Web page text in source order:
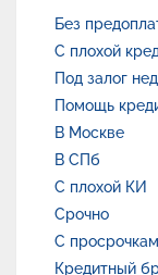
Без
С плохой
Под залог
Помощь
В Москве
В СПб
С плохой КИ
Срочно
С
Кредитный